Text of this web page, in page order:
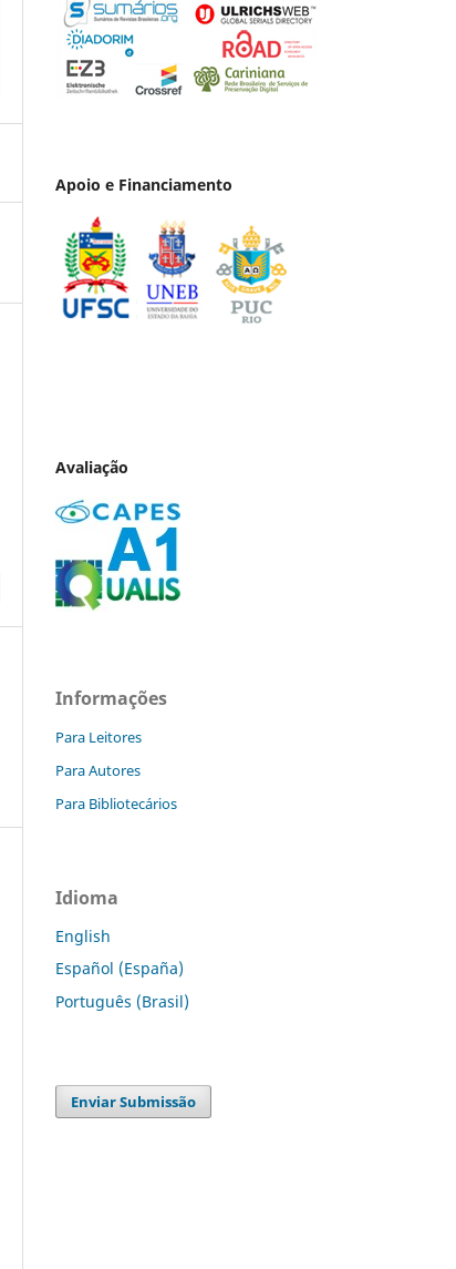
Apoio e Financiamento
Avaliação
Informações
Para Leitores
Para Autores
Para Bibliotecários
Idioma
English
Español (España)
Português (Brasil)
Enviar Submissão